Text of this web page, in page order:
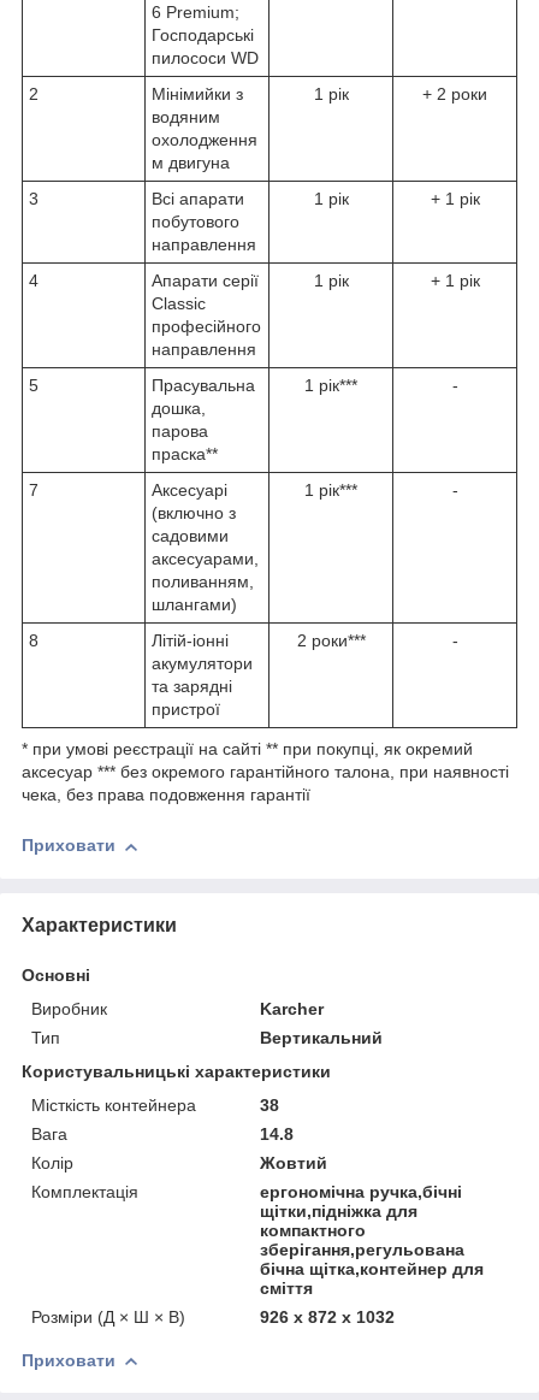
6 Premium;
Господарські
пилососи WD
2
Мінімийки з
водяним
охолодження
м двигуна
1 рік + 2 роки
3
Всі апарати
побутового
направлення
1 рік + 1 рік
4
Апарати серії
Classic
професійного
направлення
1 рік + 1 рік
5
Прасувальна
дошка,
парова
праска**
1 рік*** -
7
Аксесуарі
(включно з
садовими
аксесуарами,
поливанням,
шлангами)
1 рік*** -
8
Літій-іонні
акумулятори
та зарядні
пристрої
2 роки*** -
* при умові реєстрації на сайті ** при покупці, як окремий
аксесуар *** без окремого гарантійного талона, при наявності
чека, без права подовження гарантії
Приховати
Характеристики
Основні
Виробник
Karcher
Тип
Вертикальний
Користувальницькі характеристики
Місткість контейнера
38
Вага
14.8
Колір
Жовтий
Комплектація
ергономічна ручка,бічні
щітки,підніжка для
компактного
зберігання,регульована
бічна щітка,контейнер для
сміття
Розміри (Д × Ш × В)
926 x 872 x 1032
Приховати